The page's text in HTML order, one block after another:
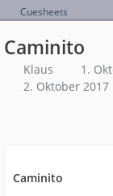
Cuesheets
Caminito
Klaus
1.
2. Oktober 2017
Caminito